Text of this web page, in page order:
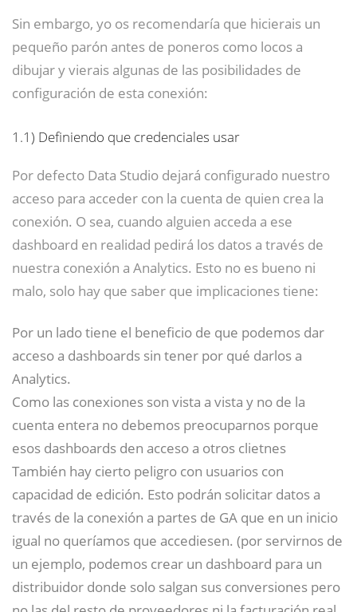
Sin embargo, yo os recomendaría que hicierais un
pequeño parón antes de poneros como locos a
dibujar y vierais algunas de las posibilidades de
configuración de esta conexión:
1.1) Definiendo que credenciales usar
Por defecto Data Studio dejará configurado nuestro
acceso para acceder con la cuenta de quien crea la
conexión. O sea, cuando alguien acceda a ese
dashboard en realidad pedirá los datos a través de
nuestra conexión a Analytics. Esto no es bueno ni
malo, solo hay que saber que implicaciones tiene:
Por un lado tiene el beneficio de que podemos dar
acceso a dashboards sin tener por qué darlos a
Analytics.
Como las conexiones son vista a vista y no de la
cuenta entera no debemos preocuparnos porque
esos dashboards den acceso a otros clietnes
También hay cierto peligro con usuarios con
capacidad de edición. Esto podrán solicitar datos a
través de la conexión a partes de GA que en un inicio
igual no queríamos que accediesen. (por servirnos de
un ejemplo, podemos crear un dashboard para un
distribuidor donde solo salgan sus conversiones pero